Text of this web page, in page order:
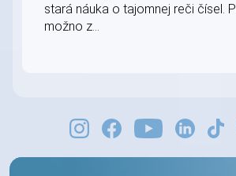
stará náuka o tajomnej reči čísel.
možno z...